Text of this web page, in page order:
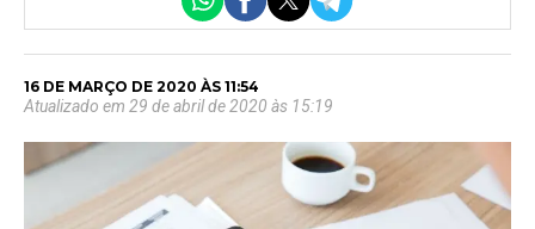
16 DE MARÇO DE 2020 ÀS 11:54
Atualizado em 29 de abril de 2020 às 15:19